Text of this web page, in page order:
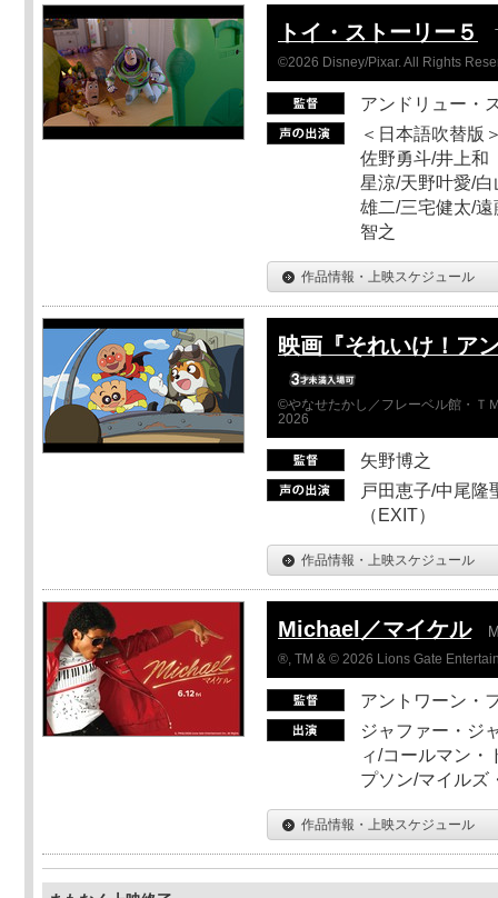
トイ・ストーリー５
©2026 Disney/Pixar. All Rights
アンドリュー・
＜日本語吹替版
佐野勇斗/井上和
星涼/天野叶愛/
雄二/三宅健太/
智之
作品情報・上映スケジュール
映画『それいけ！ア
©やなせたかし／フレーベル館・Ｔ
2026
矢野博之
戸田恵子/中尾隆
（EXIT）
作品情報・上映スケジュール
Michael／マイケル
®, TM & © 2026 Lions Gate
アントワーン・
ジャファー・ジ
ィ/コールマン・
プソン/マイルズ
作品情報・上映スケジュール